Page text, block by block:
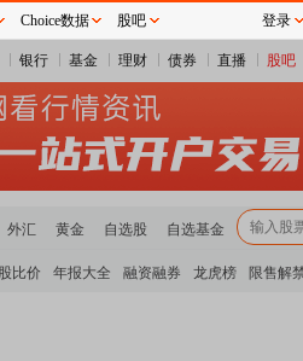
银行 基金 理财 债券 直播 股吧
外汇 黄金 自选股 自选基金
比价 年报大全 融资融券 龙虎榜 限售解
Choice数据 股吧 登录